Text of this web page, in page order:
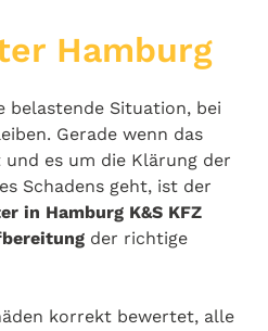
Hamburg
belastende Situation, bei
Gerade wenn das
es um die Klärung der
Schadens geht, ist der
in Hamburg K&S KFZ
der richtige
korrekt bewertet, alle